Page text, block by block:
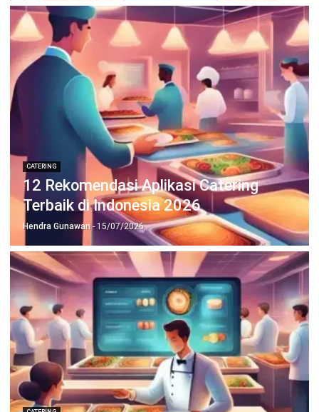
PRODUK
ERP
Inventory
Asset
CRM
Leads
Invoicing
Accounting
Procurement
POS (Point of Sales)
HRM
WMS
INDUSTRI
Manufacturing
Wholesale
Retail